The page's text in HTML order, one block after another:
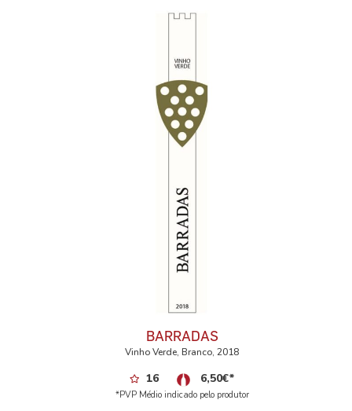
BARRADAS
Vinho Verde, Branco, 2018
16 6,50€*
*PVP Médio indicado pelo produtor